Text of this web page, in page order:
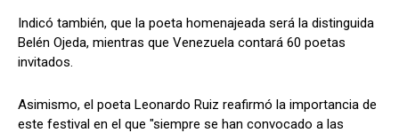
Indicó también, que la poeta homenajeada será la distinguida
Belén Ojeda, mientras que Venezuela contará 60 poetas
invitados.
Asimismo, el poeta Leonardo Ruiz reafirmó la importancia de
este festival en el que "siempre se han convocado a las